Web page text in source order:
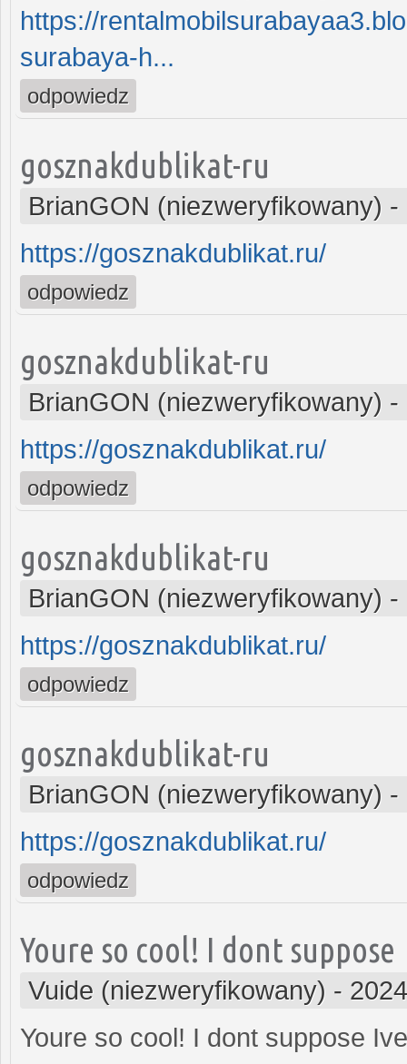
https://
surabaya-h...
odpowiedz
gosznakdublikat-ru
BrianGON (niezweryfikowany) -
https://gosznakdublikat.ru/
odpowiedz
gosznakdublikat-ru
BrianGON (niezweryfikowany) -
https://gosznakdublikat.ru/
odpowiedz
gosznakdublikat-ru
BrianGON (niezweryfikowany) -
https://gosznakdublikat.ru/
odpowiedz
gosznakdublikat-ru
BrianGON (niezweryfikowany) -
https://gosznakdublikat.ru/
odpowiedz
Youre so cool! I dont suppose
Vuide (niezweryfikowany) -
Youre so cool! I dont suppose